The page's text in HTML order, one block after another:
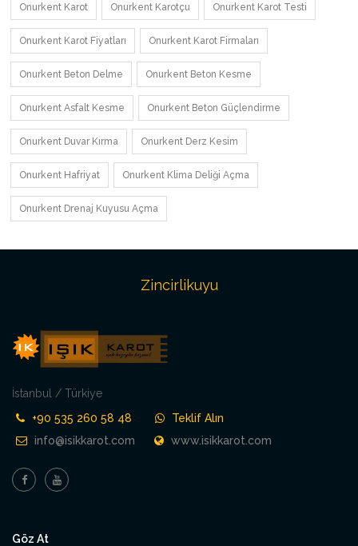
Onurkent Karot Onurkent Karotçu Onurkent Karot Testi
Onurkent Karot Fiyatları Onurkent Karot Firmaları
Onurkent Beton Delme Onurkent Beton Kesme
Onurkent Asfalt Kesme Onurkent Beton Güçlendirme
Onurkent Duvar Kırma Onurkent Derz Kesim
Onurkent Hafriyat Onurkent Klima Deliği Açma
Onurkent Drenaj Kuyusu Açma
Zincirlikuyu
İstanbul / Türkiye
+90 535 260 58 48
Teklif Alın
info@isikkarot.com
www.isikkarot.com
Göz At